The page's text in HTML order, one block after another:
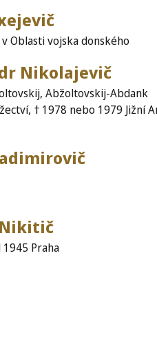
Oblasti vojska donského
Nikolajevič
Abžoltovskij-Abdank
† 1978 nebo 1979 Jižní
Praha